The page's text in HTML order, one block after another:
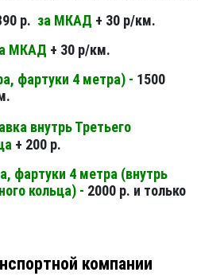
р. за МКАД + 30 р/км.
МКАД + 30 р/км.
фартуки 4 метра) - 1500
внутрь Третьего
+ 200 р.
фартуки 4 метра (внутрь
кольца) - 2000 р. и только
компании